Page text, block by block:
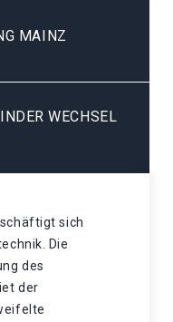
MAINZ
WECHSEL M
sich
Die
des
der